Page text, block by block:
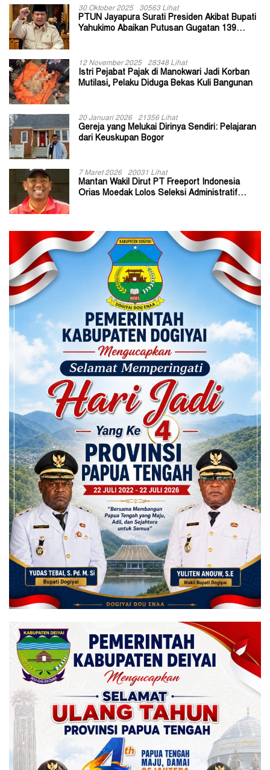
30 Oktober 2025 30563 Lihat
PTUN Jayapura Surati Presiden Akibat Bupati
Yahukimo Abaikan Putusan Gugatan 139
12 November 2025 28348 Lihat
Istri Pejabat Pajak di Manokwari Jadi Korban
Mutilasi, Pelaku Diduga Bekas Kuli Bangunan
20 Januari 2026 21356 Lihat
Gereja yang Melukai Dirinya Sendiri: Pelajaran
dari Keuskupan Bogor
7 Maret 2026 20031 Lihat
Mantan Wakil Dirut PT Freeport Indonesia
Orias Moedak Lolos Seleksi Administratif